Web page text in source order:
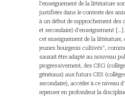
l’enseignement de la littérature
justifiées dans le contexte des
à un début de rapprochement des
et secondaire) d’enseignement
cet enseignement de la littérature,
jeunes bourgeois cultivés",
saurait être adapté au nouveau
progressivement, des CEG
généraux) aux futurs CES
secondaire), accéder à ce niveau
repenser en profondeur la